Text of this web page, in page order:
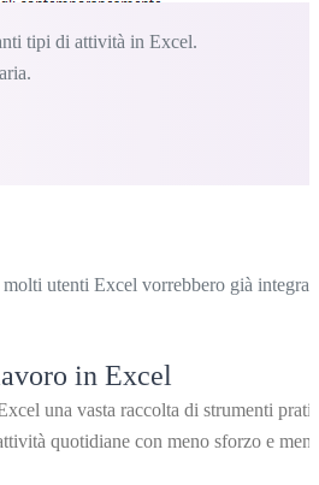
tipi di attività in Excel.
utenti Excel vorrebbero già integrati
in Excel
una vasta raccolta di strumenti
quotidiane con meno sforzo e